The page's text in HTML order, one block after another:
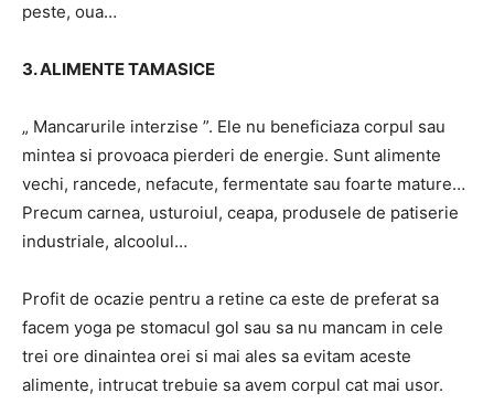
peste, oua…
3. ALIMENTE TAMASICE
„ Mancarurile interzise ”. Ele nu beneficiaza corpul sau
mintea si provoaca pierderi de energie. Sunt alimente
vechi, rancede, nefacute, fermentate sau foarte mature…
Precum carnea, usturoiul, ceapa, produsele de patiserie
industriale, alcoolul…
Profit de ocazie pentru a retine ca este de preferat sa
facem yoga pe stomacul gol sau sa nu mancam in cele
trei ore dinaintea orei si mai ales sa evitam aceste
alimente, intrucat trebuie sa avem corpul cat mai usor.